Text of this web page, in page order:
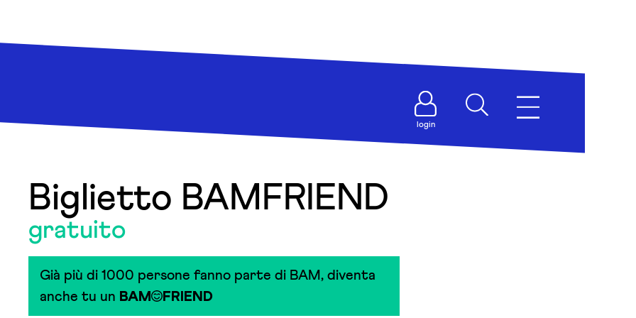
login
Biglietto BAMFRIEND
gratuito
Già più di 1000 persone fanno parte di BAM, diventa
anche tu un BAM FRIEND